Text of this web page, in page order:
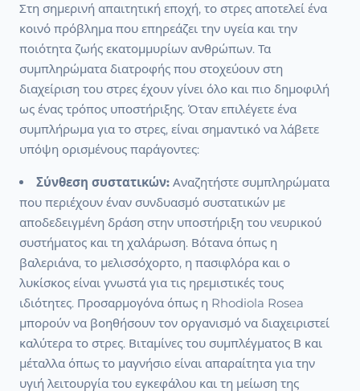
Στη σημερινή απαιτητική εποχή, το στρες αποτελεί ένα
κοινό πρόβλημα που επηρεάζει την υγεία και την
ποιότητα ζωής εκατομμυρίων ανθρώπων. Τα
συμπληρώματα διατροφής που στοχεύουν στη
διαχείριση του στρες έχουν γίνει όλο και πιο δημοφιλή
ως ένας τρόπος υποστήριξης. Όταν επιλέγετε ένα
συμπλήρωμα για το στρες, είναι σημαντικό να λάβετε
υπόψη ορισμένους παράγοντες:
Σύνθεση συστατικών: Αναζητήστε συμπληρώματα
που περιέχουν έναν συνδυασμό συστατικών με
αποδεδειγμένη δράση στην υποστήριξη του νευρικού
συστήματος και τη χαλάρωση. Βότανα όπως η
βαλεριάνα, το μελισσόχορτο, η πασιφλόρα και ο
λυκίσκος είναι γνωστά για τις ηρεμιστικές τους
ιδιότητες. Προσαρμογόνα όπως η Rhodiola Rosea
μπορούν να βοηθήσουν τον οργανισμό να διαχειριστεί
καλύτερα το στρες. Βιταμίνες του συμπλέγματος Β και
μέταλλα όπως το μαγνήσιο είναι απαραίτητα για την
υγιή λειτουργία του εγκεφάλου και τη μείωση της